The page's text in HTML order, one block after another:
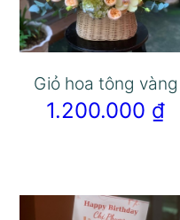
Giỏ hoa tông vàng
1.200.000 ₫